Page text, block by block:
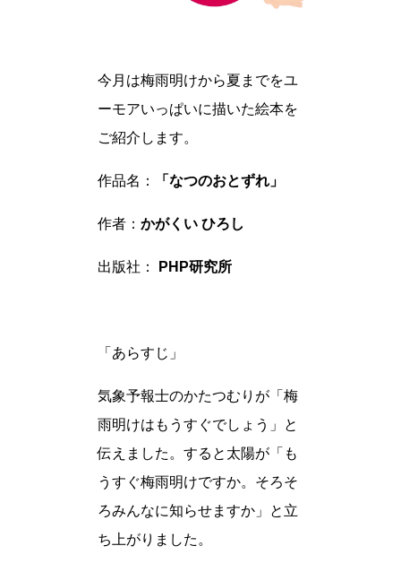
今月は梅雨明けから夏までをユ
ーモアいっぱいに描いた絵本を
ご紹介します。
作品名： 「なつのおとずれ」
作者：かがくい ひろし
出版社： PHP研究所
「あらすじ」
気象予報士のかたつむりが「梅
雨明けはもうすぐでしょう」と
伝えました。すると太陽が「も
うすぐ梅雨明けですか。そろそ
ろみんなに知らせますか」と立
ち上がりました。